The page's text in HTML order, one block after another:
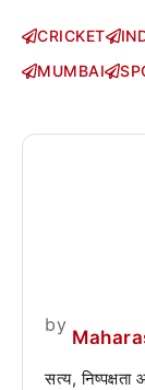
CRICKET
MUMBAI
by
सत्य, निष्पक्षता